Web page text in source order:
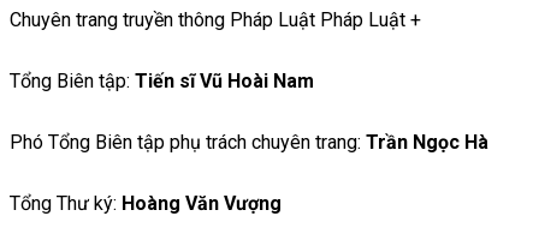
Chuyên trang truyền thông Pháp Luật Pháp Luật +
Tổng Biên tập: Tiến sĩ Vũ Hoài Nam
Phó Tổng Biên tập phụ trách chuyên trang: Trần Ngọc Hà
Tổng Thư ký: Hoàng Văn Vượng